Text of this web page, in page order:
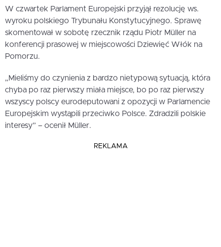
W czwartek Parlament Europejski przyjął rezolucję ws.
wyroku polskiego Trybunału Konstytucyjnego. Sprawę
skomentował w sobotę rzecznik rządu Piotr Müller na
konferencji prasowej w miejscowości Dziewięć Włók na
Pomorzu.
„Mieliśmy do czynienia z bardzo nietypową sytuacją, która
chyba po raz pierwszy miała miejsce, bo po raz pierwszy
wszyscy polscy eurodeputowani z opozycji w Parlamencie
Europejskim wystąpili przeciwko Polsce. Zdradzili polskie
interesy” – ocenił Müller.
REKLAMA